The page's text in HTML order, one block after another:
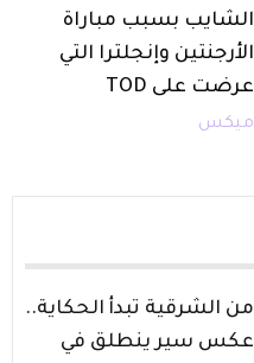
الشايب بسبب مباراة
الأرجنتين وإنجلترا التي
عرضت على TOD
ميكس
من الشرقية تبدأ الحكاية..
عكس سير ينطلق في